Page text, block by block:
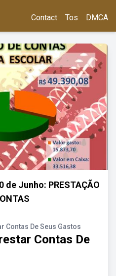
Contact Tos DMCA
Junho: PRESTAÇÃO
Contas De Seus Gastos
Contas De